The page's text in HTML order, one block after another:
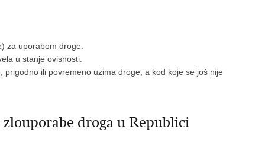
za uporabom droge.
u stanje ovisnosti.
ili povremeno uzima droge, a kod koje se još nije
droga u Republici